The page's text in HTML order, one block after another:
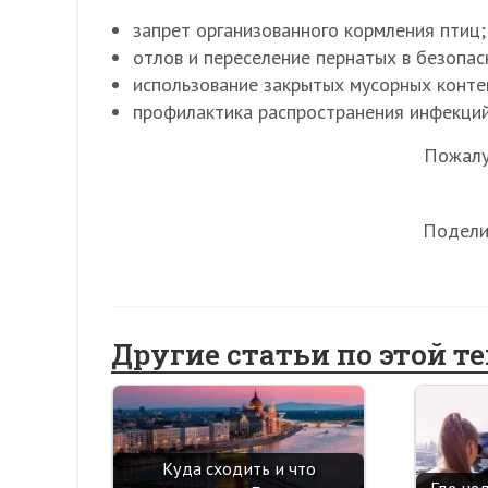
запрет организованного кормления птиц;
отлов и переселение пернатых в
использование закрытых мусорных
профилактика распространения
Другие статьи по этой
Куда сходить и что